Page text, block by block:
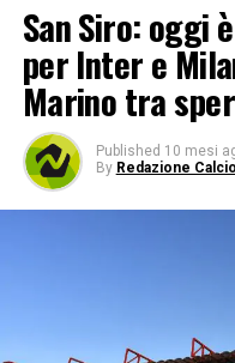
San Siro: oggi
per Inter e
Marino tra
Published 10 mesi
By Redazione